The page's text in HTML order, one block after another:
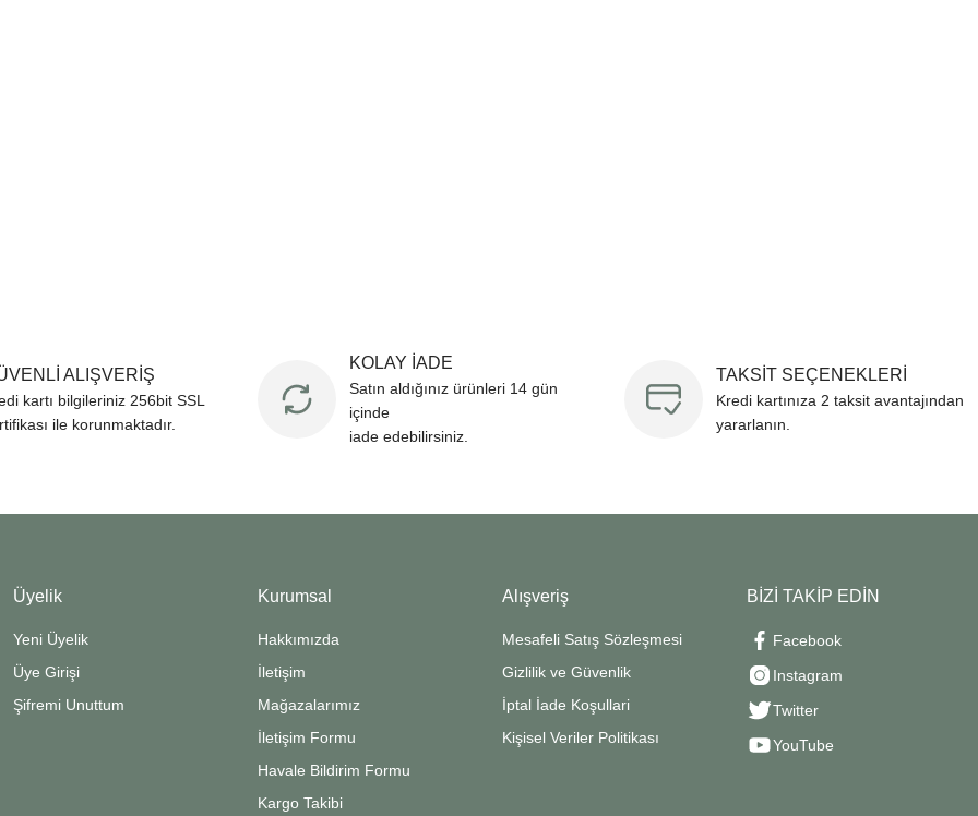
ALIŞVERİŞ
kartı bilgileriniz 256bit SSL
ile korunmaktadır.
KOLAY İADE
Satın aldığınız ürünleri 14 gün
içinde
iade edebilirsiniz.
TAKSİT SEÇENEKLERİ
Kredi kartınıza 2 taksit avantajından
yararlanın.
Üyelik
Yeni Üyelik
Üye Girişi
Şifremi Unuttum
Kurumsal
Hakkımızda
İletişim
Mağazalarımız
İletişim Formu
Havale Bildirim Formu
Kargo Takibi
Alışveriş
Mesafeli Satış Sözleşmesi
Gizlilik ve Güvenlik
İptal İade Koşullari
Kişisel Veriler Politikası
BİZİ TAKİP EDİN
Facebook
Instagram
Twitter
YouTube